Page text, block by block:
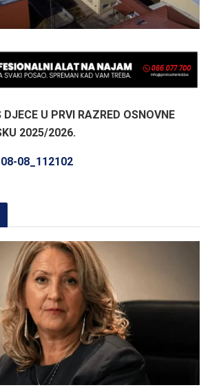
U PRVI RAZRED OSNOVNE
2025/2026.
08_112102